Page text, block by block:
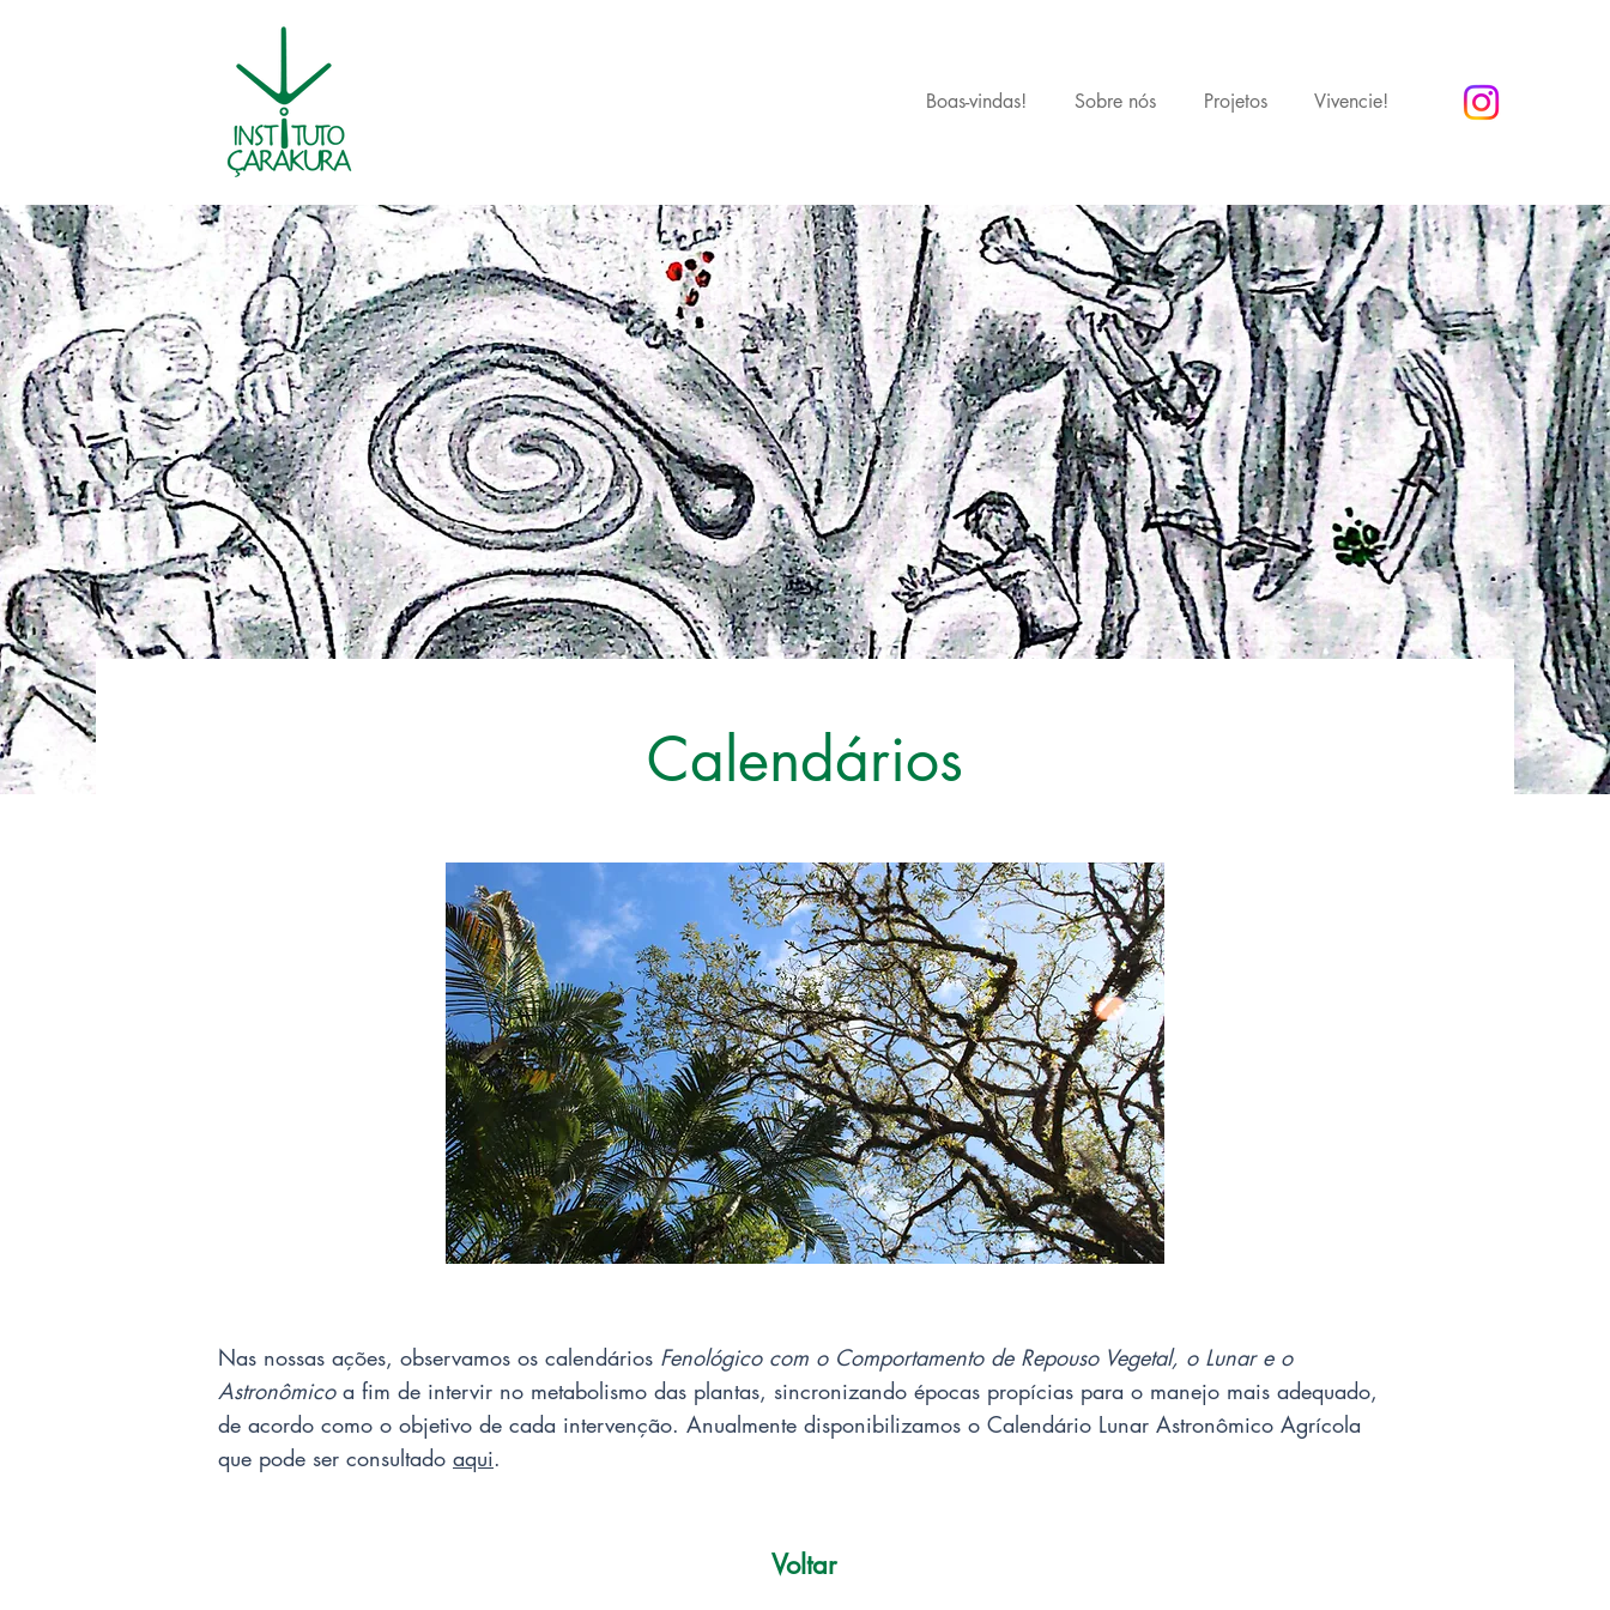
Boas-vindas! Sobre nós Projetos Vivencie!
Calendários
Nas nossas ações, observamos os calendários Fenológico com o Comportamento de Repouso Vegetal, o Lunar e o
Astronômicoa fim de intervir no metabolismo das plantas, sincronizando épocas propícias para o manejo mais adequado,
de acordo como o objetivo de cada intervenção. Anualmente disponibilizamos o Calendário Lunar Astronômico Agrícola
que pode ser consultado aqui.
Voltar